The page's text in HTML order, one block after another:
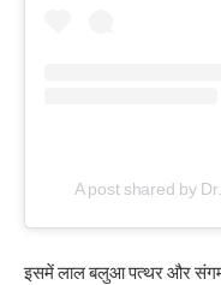
A post shared by
इसमें लाल बलुआ पत्थर और